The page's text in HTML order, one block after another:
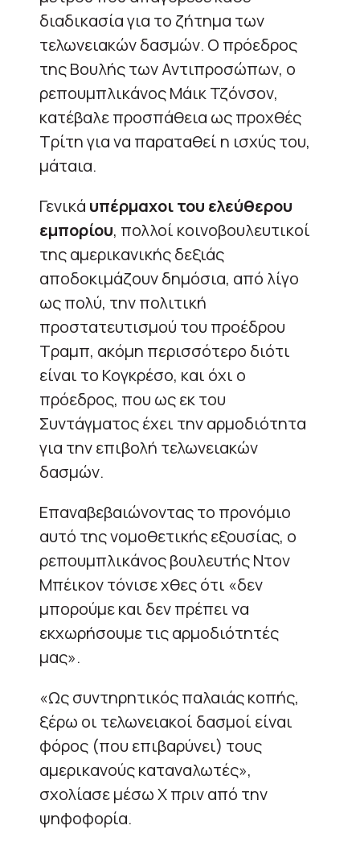
διαδικασία για το ζήτημα των
τελωνειακών δασμών. Ο πρόεδρος
της Βουλής των Αντιπροσώπων, ο
ρεπουμπλικάνος Μάικ Τζόνσον,
κατέβαλε προσπάθεια ως προχθές
Τρίτη για να παραταθεί η ισχύς του,
μάταια.
Γενικά υπέρμαχοι του ελεύθερου
εμπορίου, πολλοί κοινοβουλευτικοί
της αμερικανικής δεξιάς
αποδοκιμάζουν δημόσια, από λίγο
ως πολύ, την πολιτική
προστατευτισμού του προέδρου
Τραμπ, ακόμη περισσότερο διότι
είναι το Κογκρέσο, και όχι ο
πρόεδρος, που ως εκ του
Συντάγματος έχει την αρμοδιότητα
για την επιβολή τελωνειακών
δασμών.
Επαναβεβαιώνοντας το προνόμιο
αυτό της νομοθετικής εξουσίας, ο
ρεπουμπλικάνος βουλευτής Ντον
Μπέικον τόνισε χθες ότι «δεν
μπορούμε και δεν πρέπει να
εκχωρήσουμε τις αρμοδιότητές
μας».
«Ως συντηρητικός παλαιάς κοπής,
ξέρω οι τελωνειακοί δασμοί είναι
φόρος (που επιβαρύνει) τους
αμερικανούς καταναλωτές»,
σχολίασε μέσω X πριν από την
ψηφοφορία.